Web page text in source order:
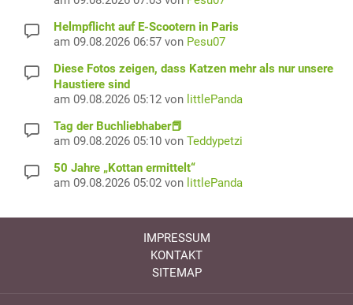
Helmpflicht auf E-Scootern in Paris
am 09.08.2026 06:57 von Pesu07
Diese Fotos zeigen, dass Katzen mehr als nur unsere
Haustiere sind
am 09.08.2026 05:12 von littlePanda
Tag der Buchliebhaber📕
am 09.08.2026 05:10 von Teddypetzi
50 Jahre „Kottan ermittelt“
am 09.08.2026 05:02 von littlePanda
IMPRESSUM
KONTAKT
SITEMAP